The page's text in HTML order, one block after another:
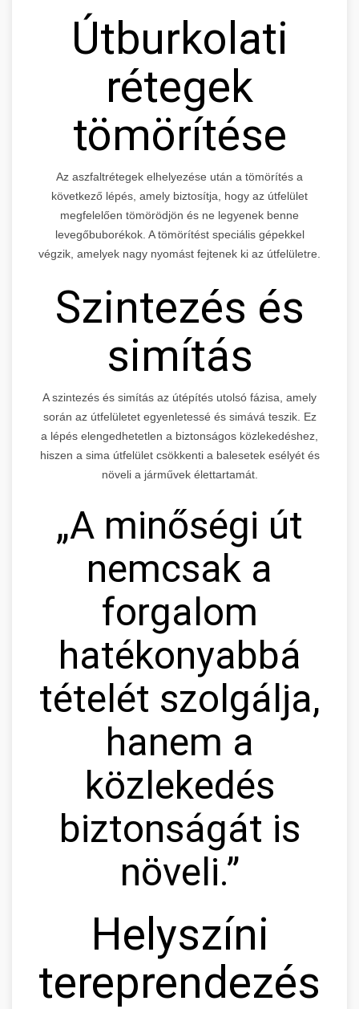
Útburkolati
rétegek
tömörítése
Az aszfaltrétegek elhelyezése után a tömörítés a
következő lépés, amely biztosítja, hogy az útfelület
megfelelően tömörödjön és ne legyenek benne
levegőbuborékok. A tömörítést speciális gépekkel
végzik, amelyek nagy nyomást fejtenek ki az útfelületre.
Szintezés és
simítás
A szintezés és simítás az útépítés utolsó fázisa, amely
során az útfelületet egyenletessé és simává teszik. Ez
a lépés elengedhetetlen a biztonságos közlekedéshez,
hiszen a sima útfelület csökkenti a balesetek esélyét és
növeli a járművek élettartamát.
„A minőségi út
nemcsak a
forgalom
hatékonyabbá
tételét szolgálja,
hanem a
közlekedés
biztonságát is
növeli.”
Helyszíni
tereprendezés